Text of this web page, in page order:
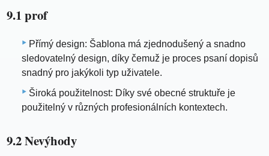
9.1 prof
Přímý design: Šablona má zjednodušený a snadno
sledovatelný design, díky čemuž je proces psaní dopisů
snadný pro jakýkoli typ uživatele.
Široká použitelnost: Díky své obecné struktuře je
použitelný v různých profesionálních kontextech.
9.2 Nevýhody